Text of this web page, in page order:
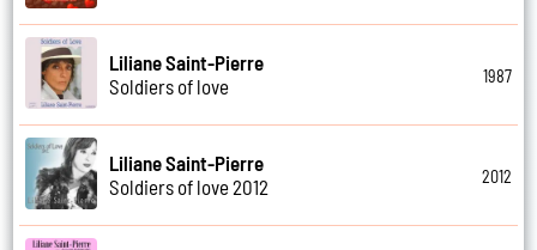
Liliane Saint-Pierre
Soldiers of love
1987
Liliane Saint-Pierre
Soldiers of love 2012
2012